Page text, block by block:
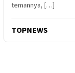
temannya, […]
TOPNEWS